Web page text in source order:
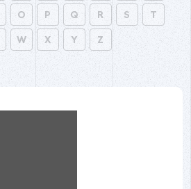
O P Q R S T
W X Y Z